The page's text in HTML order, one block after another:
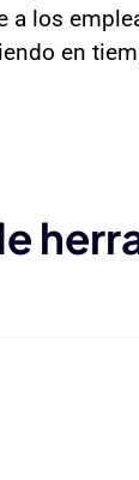
a los
en